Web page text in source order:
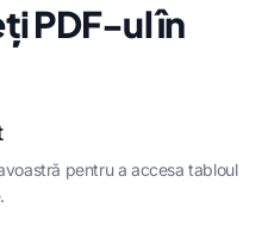
PDF-ul în
pentru a accesa tabloul